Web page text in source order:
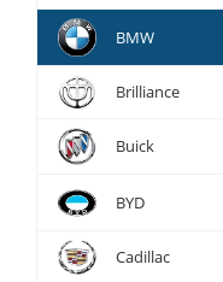
BMW
Brilliance
Buick
BYD
Cadillac